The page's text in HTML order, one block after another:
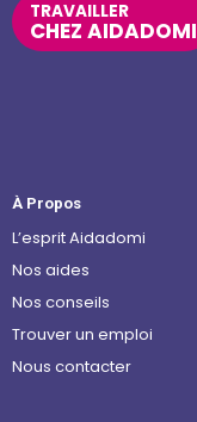
TRAVAILLER
CHEZ AIDADOMI
À Propos
L’esprit Aidadomi
Nos aides
Nos conseils
Trouver un emploi
Nous contacter